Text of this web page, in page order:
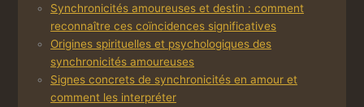
Synchronicités amoureuses et destin : comment
reconnaître ces coïncidences significatives
Origines spirituelles et psychologiques des
synchronicités amoureuses
Signes concrets de synchronicités en amour et
comment les interpréter